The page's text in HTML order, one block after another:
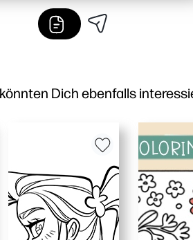
Dich ebenfalls